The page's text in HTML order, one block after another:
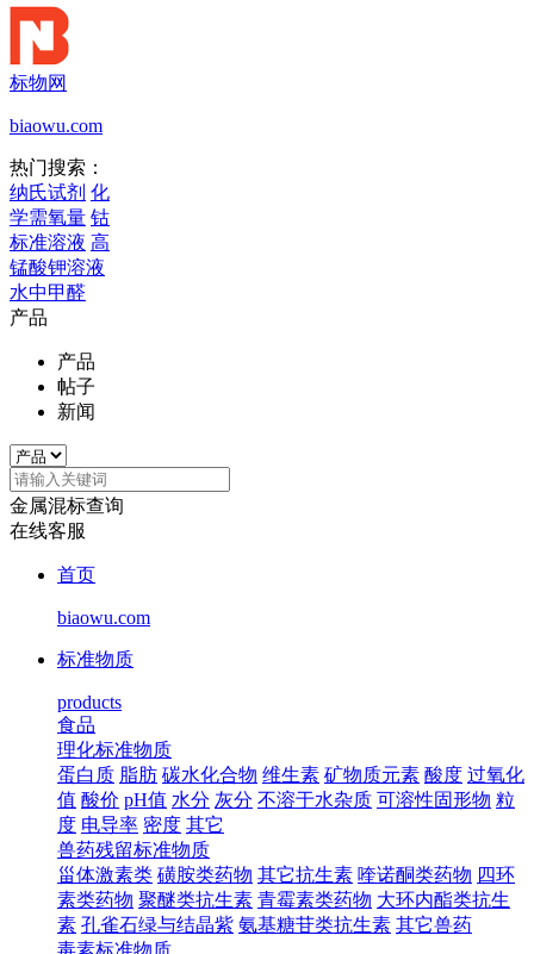
标物网
biaowu.com
热门搜索：
纳氏试剂 化
学需氧量 钴
标准溶液 高
锰酸钾溶液
水中甲醛
产品
产品
帖子
新闻
金属混标查询
在线客服
首页
biaowu.com
标准物质
products
食品
理化标准物质
蛋白质 脂肪 碳水化合物 维生素 矿物质元素 酸度 过氧化
值 酸价 pH值 水分 灰分 不溶于水杂质 可溶性固形物 粒
度 电导率 密度 其它
兽药残留标准物质
甾体激素类 磺胺类药物 其它抗生素 喹诺酮类药物 四环
素类药物 聚醚类抗生素 青霉素类药物 大环内酯类抗生
素 孔雀石绿与结晶紫 氨基糖苷类抗生素 其它兽药
毒素标准物质